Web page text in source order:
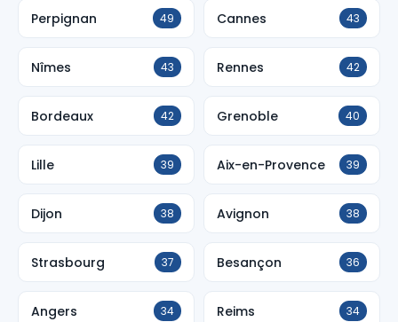
Perpignan 49 Cannes 43
Nîmes 43 Rennes 42
Bordeaux 42 Grenoble 40
Lille 39 Aix-en-Provence 39
Dijon 38 Avignon 38
Strasbourg 37 Besançon 36
Angers 34 Reims 34